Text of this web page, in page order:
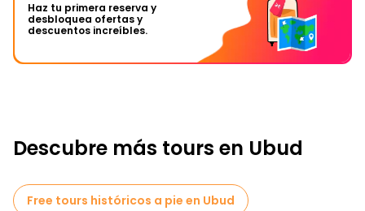
Haz tu primera reserva y
desbloquea ofertas y
descuentos increíbles.
Descubre más tours en Ubud
Free tours históricos a pie en Ubud